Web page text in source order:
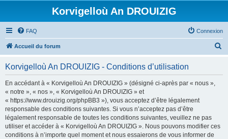
Korvigelloù An DROUIZIG
FAQ Connexion
Accueil du forum
Korvigelloù An DROUIZIG - Conditions d’utilisation
En accédant à « Korvigelloù An DROUIZIG » (désigné ci-après par « nous »,
« notre », « nos », « Korvigelloù An DROUIZIG » et
« https://www.drouizig.org/phpBB3 »), vous acceptez d’être légalement
responsable des conditions suivantes. Si vous n’acceptez pas d’être
légalement responsable de toutes les conditions suivantes, veuillez ne pas
utiliser et accéder à « Korvigelloù An DROUIZIG ». Nous pouvons modifier ces
conditions à n’importe quel moment et nous essaierons de vous informer de